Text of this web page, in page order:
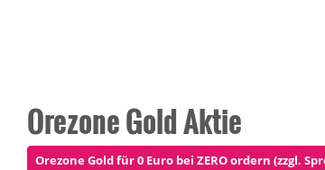
Orezone Gold Aktie
Orezone Gold für 0 Euro bei ZERO ordern (zzgl.